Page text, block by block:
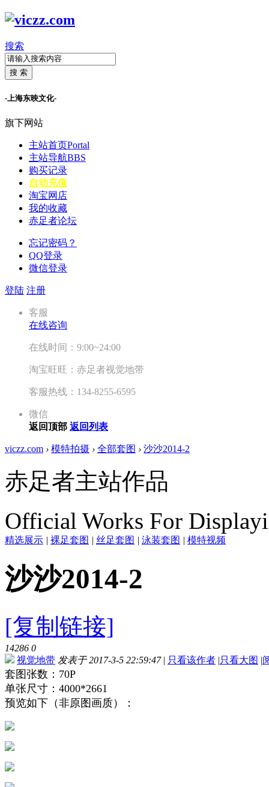
搜索
搜 索
-上海东映文化-
旗下网站
主站首页Portal
主站导航BBS
购买记录
自动充值
淘宝网店
我的收藏
赤足者论坛
忘记密码？
QQ登录
微信登录
登陆 注册
客服
在线咨询
在线时间：9:00~24:00
淘宝旺旺：赤足者视觉地带
客服热线：134-8255-6595
微信
返回顶部 返回列表
viczz.com › 模特拍摄 › 全部套图 › 沙沙2014-2
赤足者主站作品
Official Works For
精选展示 | 裸足套图 | 丝足套图 | 泳装套图 | 模特视频
沙沙2014-2
[复制链接]
14286 0
视觉地带 发表于 2017-3-5 22:59:47 | 只看该作者 |只看大图 |
套图张数：70P
单张尺寸：4000*2661
预览如下（非原图画质）：